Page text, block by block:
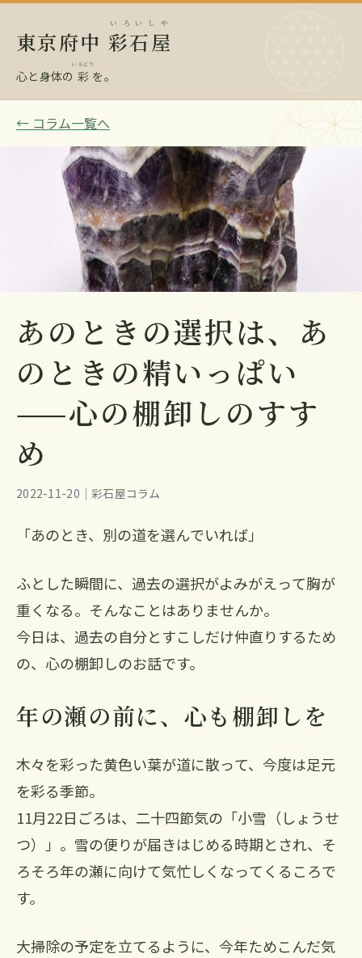
東京府中 彩石屋
いろいしや
心と身体の 彩
いろどり
を。
← コラム一覧へ
あのときの選択は、あ
のときの精いっぱい
——心の棚卸しのすす
め
2022-11-20｜彩石屋コラム
「あのとき、別の道を選んでいれば」
ふとした瞬間に、過去の選択がよみがえって胸が
重くなる。そんなことはありませんか。
今日は、過去の自分とすこしだけ仲直りするため
の、心の棚卸しのお話です。
年の瀬の前に、心も棚卸しを
木々を彩った黄色い葉が道に散って、今度は足元
を彩る季節。
11月22日ごろは、二十四節気の「小雪（しょうせ
つ）」。雪の便りが届きはじめる時期とされ、そ
ろそろ年の瀬に向けて気忙しくなってくるころで
す。
大掃除の予定を立てるように、今年ためこんだ気